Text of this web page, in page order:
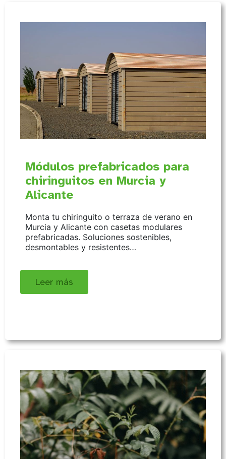
Módulos prefabricados para
chiringuitos en Murcia y
Alicante
Monta tu chiringuito o terraza de verano en
Murcia y Alicante con casetas modulares
prefabricadas. Soluciones sostenibles,
desmontables y resistentes…
Leer más